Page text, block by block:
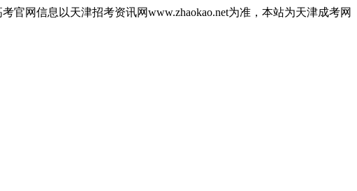
官网信息以天津招考资讯网www.zhaokao.net为准，本站为天津成考网